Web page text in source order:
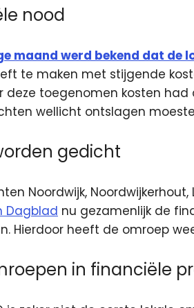
nood
maand werd bekend dat de
te maken met stijgende
deze toegenomen kosten
wellicht ontslagen
gedicht
Noordwijk,
Dagblad nu gezamenlijk de
Hierdoor heeft de omroep
in financiële